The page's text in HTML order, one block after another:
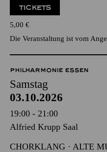
TICKETS
5,00 €
Die Veranstaltung ist vom
PHILHARMONIE ESSEN
Samstag
03.10.2026
19:00 - 21:00
Alfried Krupp Saal
CHORKLANG · ALTE